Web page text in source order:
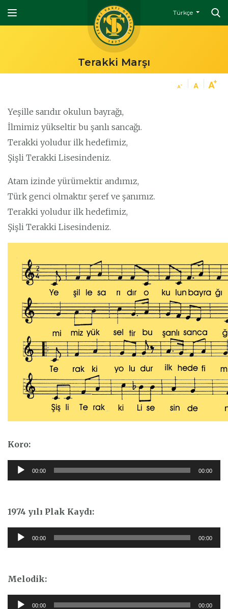
Türkçe
Terakki Marşı
Yeşille sarıdır okulun bayrağı,
İlmimiz yükseltir bu şanlı sancağı.
Terakki yoludur ilk hedefimiz,
Şişli Terakki Lisesindeniz.
Atam izinde yürümektir andımız,
Türk genci olmaktır şeref ve şanımız.
Terakki yoludur ilk hedefimiz,
Şişli Terakki Lisesindeniz.
Koro:
Ses
oynatıcı
00:00 00:00
1974 yılı Plak Kaydı:
Ses
oynatıcı
00:00 00:00
Melodik:
Ses
00:00 00:00